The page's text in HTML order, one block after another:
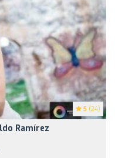
5 (24)
Ramírez